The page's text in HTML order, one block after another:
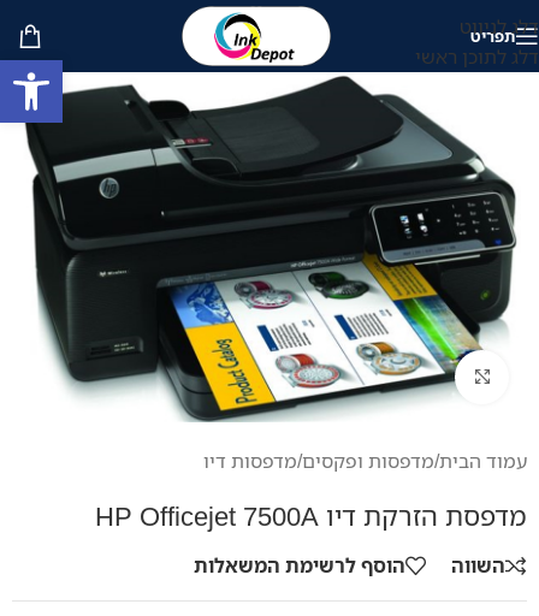
דלג לניווט
דלג לתוכן ראשי
תפריט
לחץ להגדלה
עמוד הבית/מדפסות ופקסים/מדפסות דיו
מדפסת הזרקת דיו HP Officejet 7500A
השווה הוסף לרשימת המשאלות
פתח